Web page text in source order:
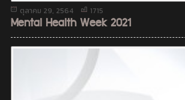
ตุลาคม 29, 2564 1715
Mental Health Week 2021